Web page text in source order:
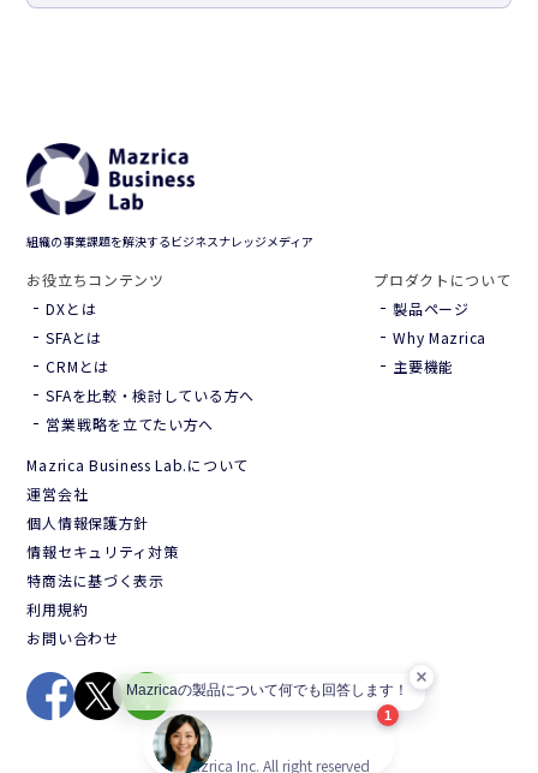
組織の事業課題を解決するビジネスナレッジメディア
お役立ちコンテンツ
DXとは
SFAとは
CRMとは
SFAを比較・検討している方へ
営業戦略を立てたい方へ
プロダクトについて
製品ページ
Why Mazrica
主要機能
Mazrica Business Lab.について
運営会社
個人情報保護方針
情報セキュリティ対策
特商法に基づく表示
利用規約
お問い合わせ
©Mazrica Inc. All right reserved
Mazricaの製品について何でも
Mazricaの製品について何でも回答します！
Mazricaの製品について何でも回答します！
1
Hana（お客さま専用AI）
デモ予約
※本チャットは、当社の公開情報・コンテンツに基づきAIが回答しています。
重要事項は担当者までご確認ください。
※個人情報（電話番号/メールアドレス/住所など）の入力はできません。